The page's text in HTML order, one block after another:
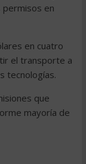
permisos en
en cuatro
el transporte a
tecnologías.
que
mayoría de